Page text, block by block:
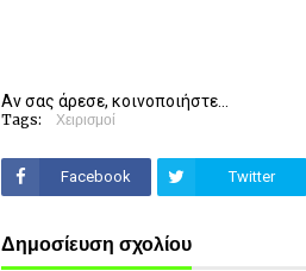
Αν σας άρεσε, κοινοποιήστε...
Tags: Χειρισμοί
Facebook Twitter
Δημοσίευση σχολίου